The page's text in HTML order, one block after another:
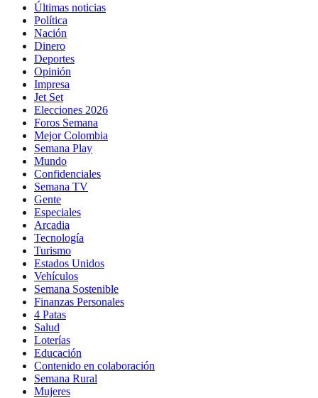
Últimas noticias
Política
Nación
Dinero
Deportes
Opinión
Impresa
Jet Set
Elecciones 2026
Foros Semana
Mejor Colombia
Semana Play
Mundo
Confidenciales
Semana TV
Gente
Especiales
Arcadia
Tecnología
Turismo
Estados Unidos
Vehículos
Semana Sostenible
Finanzas Personales
4 Patas
Salud
Loterías
Educación
Contenido en colaboración
Semana Rural
Mujeres